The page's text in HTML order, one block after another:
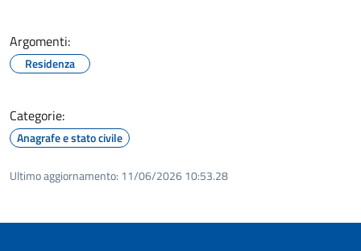
Argomenti:
Residenza
Categorie:
Anagrafe e stato civile
Ultimo aggiornamento: 11/06/2026 10:53.28